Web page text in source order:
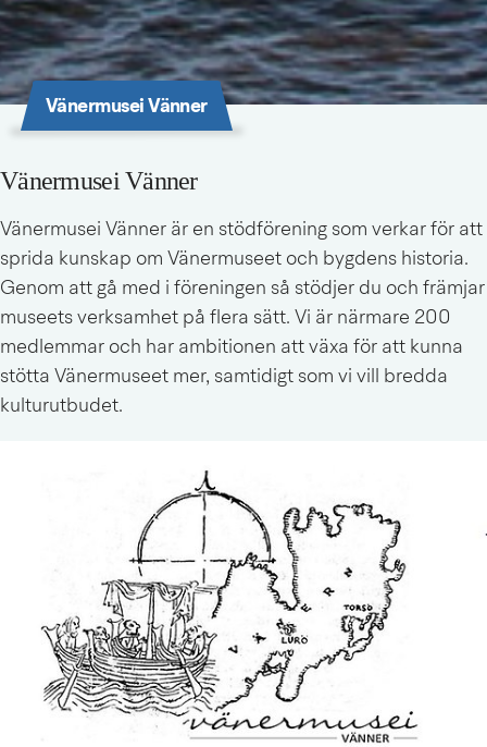
Vänermusei Vänner
Vänermusei Vänner
Vänermusei Vänner är en stödförening som verkar för att
sprida kunskap om Vänermuseet och bygdens historia.
Genom att gå med i föreningen så stödjer du och främjar
museets verksamhet på flera sätt. Vi är närmare 200
medlemmar och har ambitionen att växa för att kunna
stötta Vänermuseet mer, samtidigt som vi vill bredda
kulturutbudet.